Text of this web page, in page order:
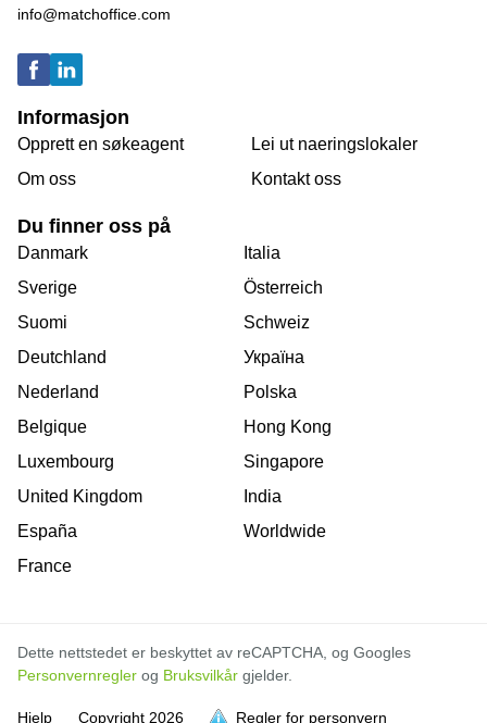
info@matchoffice.com
Informasjon
Opprett en søkeagent
Om oss
Lei ut naeringslokaler
Kontakt oss
Du finner oss på
Danmark
Sverige
Suomi
Deutchland
Nederland
Belgique
Luxembourg
United Kingdom
España
France
Italia
Österreich
Schweiz
Україна
Polska
Hong Kong
Singapore
India
Worldwide
Dette nettstedet er beskyttet av reCAPTCHA, og Googles
Personvernregler og Bruksvilkår gjelder.
Hjelp Copyright 2026 Regler for personvern